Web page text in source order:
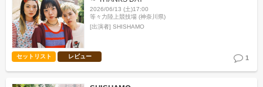
2026/06/13 (土)17:00
等々力陸上競技場 (神奈川県)
[出演者] SHISHAMO
セットリスト レビュー 1